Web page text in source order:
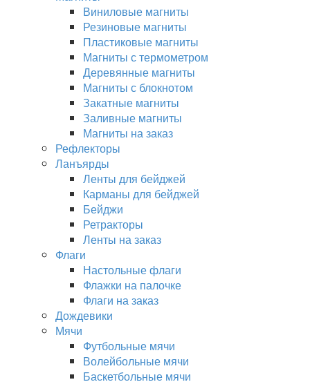
Виниловые магниты
Резиновые магниты
Пластиковые магниты
Магниты с термометром
Деревянные магниты
Магниты с блокнотом
Закатные магниты
Заливные магниты
Магниты на заказ
Рефлекторы
Ланъярды
Ленты для бейджей
Карманы для бейджей
Бейджи
Ретракторы
Ленты на заказ
Флаги
Настольные флаги
Флажки на палочке
Флаги на заказ
Дождевики
Мячи
Футбольные мячи
Волейбольные мячи
Баскетбольные мячи